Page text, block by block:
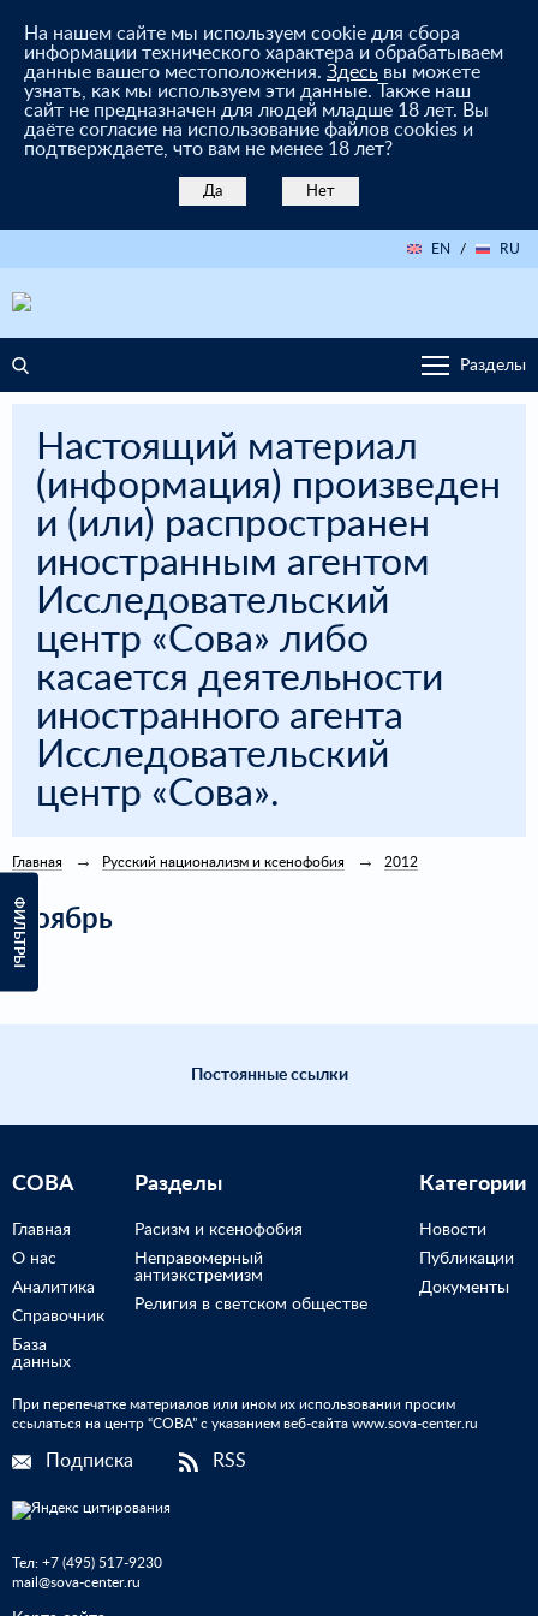
На нашем сайте мы используем cookie для сбора
информации технического характера и обрабатываем
данные вашего местоположения. Здесь вы можете
узнать, как мы используем эти данные. Также наш
сайт не предназначен для людей младше 18 лет. Вы
даёте согласие на использование файлов cookies и
подтверждаете, что вам не менее 18 лет?
Да Нет
EN / RU
Разделы
Настоящий материал
(информация) произведен
и (или) распространен
иностранным агентом
Исследовательский
центр «Сова» либо
касается деятельности
иностранного агента
Исследовательский
центр «Сова».
ФИЛЬТРЫ
Главная Русский национализм и ксенофобия 2012
Ноябрь
Постоянные ссылки
СОВА
Главная
О нас
Аналитика
Справочник
База
данных
Разделы
Расизм и ксенофобия
Неправомерный
антиэкстремизм
Религия в светском обществе
Категории
Новости
Публикации
Документы
При перепечатке материалов или ином их использовании просим
ссылаться на центр “СОВА” с указанием веб-сайта www.sova-center.ru
Подписка RSS
Тел: +7 (495) 517-9230
mail@sova-center.ru